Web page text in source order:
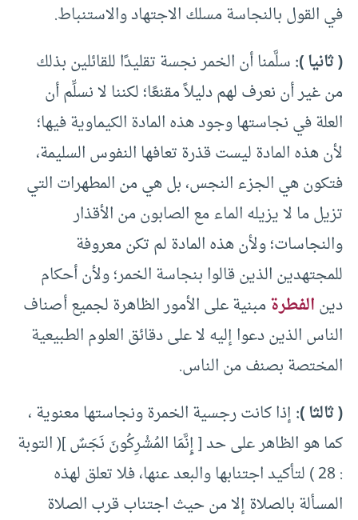
في القول بالنجاسة مسلك الاجتهاد والاستنباط.
( ثانيا ):سلَّمنا أن الخمر نجسة تقليدًا للقائلين بذلك
من غير أن نعرف لهم دليلاً مقنعًا؛ لكننا لا نسلِّم أن
العلة في نجاستها وجود هذه المادة الكيماوية فيها؛
لأن هذه المادة ليست قذرة تعافها النفوس السليمة،
فتكون هي الجزء النجس، بل هي من المطهرات التي
تزيل ما لا يزيله الماء مع الصابون من الأقذار
والنجاسات؛ ولأن هذه المادة لم تكن معروفة
للمجتهدين الذين قالوا بنجاسة الخمر؛ ولأن أحكام
دينالفطرةمبنية على الأمور الظاهرة لجميع أصناف
الناس الذين دعوا إليه لا على دقائق العلوم الطبيعية
المختصة بصنف من الناس.
( ثالثا ):إذا كانت رجسية الخمرة ونجاستها معنوية ،
كما هو الظاهر على حد [ إِنَّمَا المُشْرِكُونَ نَجَسٌ ]( التوبة
: 28 ) لتأكيد اجتنابها والبعد عنها، فلا تعلق لهذه
المسألة بالصلاة إلا من حيث اجتناب قرب الصلاة